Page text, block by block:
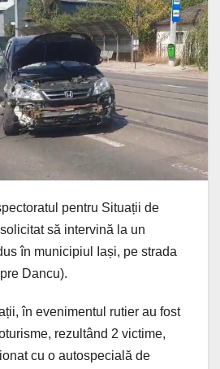
pentru Situații de
să intervină la un
în municipiul Iași, pe strada
Dancu).
în evenimentul rutier au fost
rezultând 2 victime,
cu o autospecială de